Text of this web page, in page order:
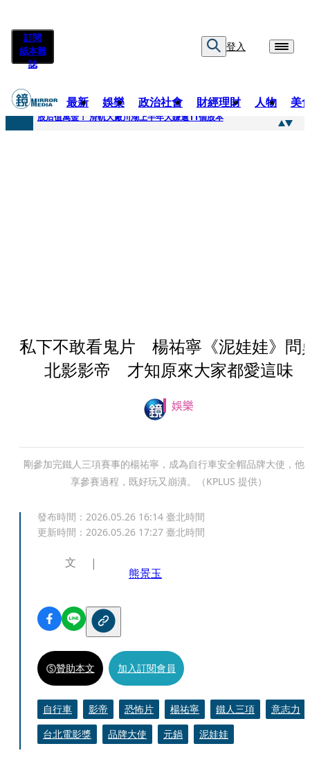
訂閱
紙本雜
誌
登入
最新 娛樂 政治社會 財經理財 人物 美
快訊
股后值萬金！ 滑軌大廠川湖上半年大賺逾11個股本
私下不敢看鬼片 楊祐寧《泥娃娃》問
北影影帝 才知原來大家都愛這味
娛樂
剛參加完鐵人三項賽事的楊祐寧，成為自行車安全帽品牌大使，他
享參賽過程，既好玩又崩潰。（KPLUS 提供）
發布時間： 2026.05.26 16:14 臺北時間
更新時間： 2026.05.26 17:27 臺北時間
文
熊景玉
贊助本文 加入訂閱會員
自行車 影帝 恐怖片 楊祐寧 鐵人三項
意志力
台北電影獎
品牌大使 元鍋 泥娃娃